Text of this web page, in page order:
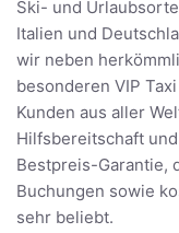
Ski- und
Italien und
wir neben
besonderen VIP
Kunden aus aller
Hilfsbereitschaft
Bestpreis-Garantie,
Buchungen sowie
sehr beliebt.